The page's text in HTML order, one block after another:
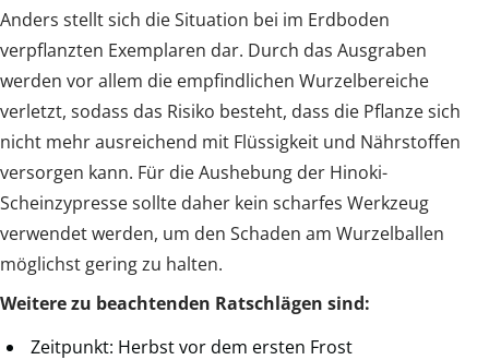
Anders stellt sich die Situation bei im Erdboden
verpflanzten Exemplaren dar. Durch das Ausgraben
werden vor allem die empfindlichen Wurzelbereiche
verletzt, sodass das Risiko besteht, dass die Pflanze sich
nicht mehr ausreichend mit Flüssigkeit und Nährstoffen
versorgen kann. Für die Aushebung der Hinoki-
Scheinzypresse sollte daher kein scharfes Werkzeug
verwendet werden, um den Schaden am Wurzelballen
möglichst gering zu halten.
Weitere zu beachtenden Ratschlägen sind:
Zeitpunkt: Herbst vor dem ersten Frost